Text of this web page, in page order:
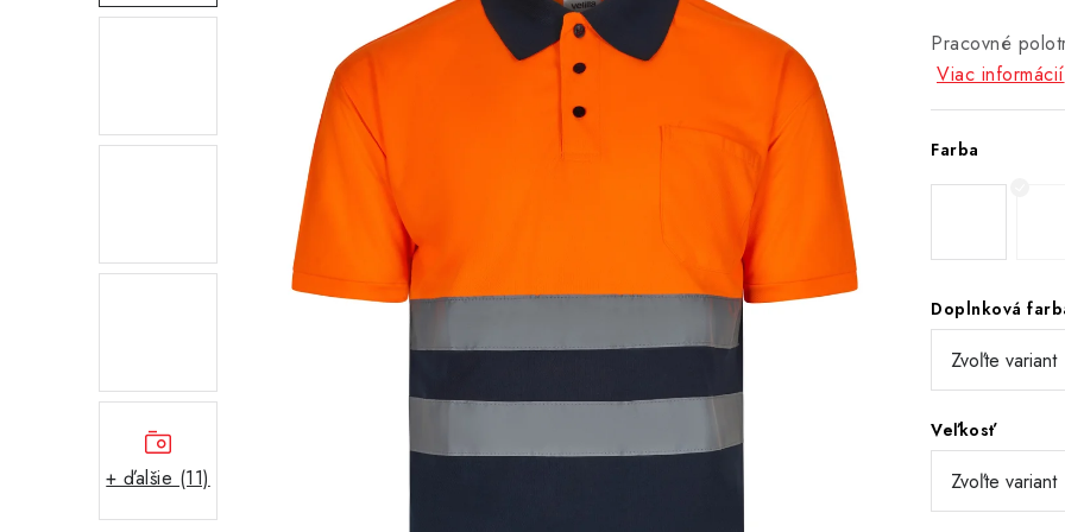
+ ďalšie (11)
Pracovné
Viac informácií
Farba
Doplnková
Veľkosť